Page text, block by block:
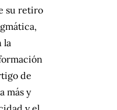
su retiro
la
de
más y